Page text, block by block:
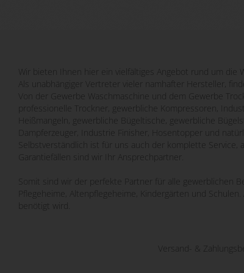
Wir bieten Ihnen hier ein vielfältiges Angebot rund um die
Als unabhängiger Vertreter vieler namhafter Hersteller,
Von der Gewerbe Waschmaschine und dem Gewerbe
professionelle Trockner, gewerbliche Kompressoren,
Heißmangeln, gewerbliche Bügeltische, gewerbliche
Dampferzeuger, Industrie Finisher, Hosentopper und
Selbstverständlich ist für uns auch der komplette
Garantiefällen sind wir Ihr Ansprechpartner.
Somit sind wir der perfekte Partner für alle gewerblichen
Pflegeheime, Altenpflegeheime, Kindergärten und
benötigt wird.
Versand- &